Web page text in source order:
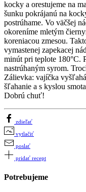
kocky a orestujeme na
šunku pokrájanú na
postrúhame. Vo väčšej
okoreníme mletým
koreniacou zmesou.
vymastenej zapekacej
minút pri teplote 180°C.
nastrúhaným syrom.
Zálievka: vajíčka
šľahanie a s kyslou
Dobrú chuť!
zdieľať
vytlačiť
poslať
pridať recept
Potrebujeme